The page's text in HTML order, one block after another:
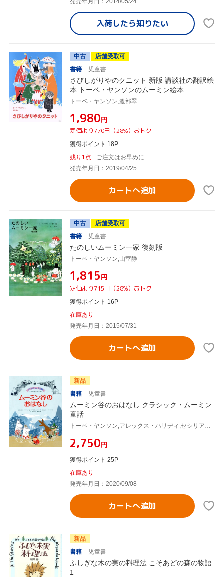
入荷したら知りたい
中古
店舗受取可
書籍
児童書
さびしがりやのクニット 新版 講談社の翻訳絵
本 トーベ・ヤンソンのムーミン絵本
トーベ・ヤンソン,渡部翠
¥1,980円
定価より770円（28%）おトク
獲得ポイント 18P
残り1点
ご注文はお早めに
発売年月日：2019/04/25
カートへ追加
中古
店舗受取可
書籍
児童書
たのしいムーミン一家 復刻版
トーベ・ヤンソン,山室静
¥1,815円
定価より715円（28%）おトク
獲得ポイント 16P
在庫あり
発売年月日：2015/07/31
カートへ追加
新品
書籍
児童書
ムーミン谷のおはなし クラシック・ムーミン
童話
¥2,750円
獲得ポイント 25P
在庫あり
発売年月日：2020/09/08
カートへ追加
新品
書籍
児童書
ふしぎな木の実の料理法 こそあどの森の物語
1